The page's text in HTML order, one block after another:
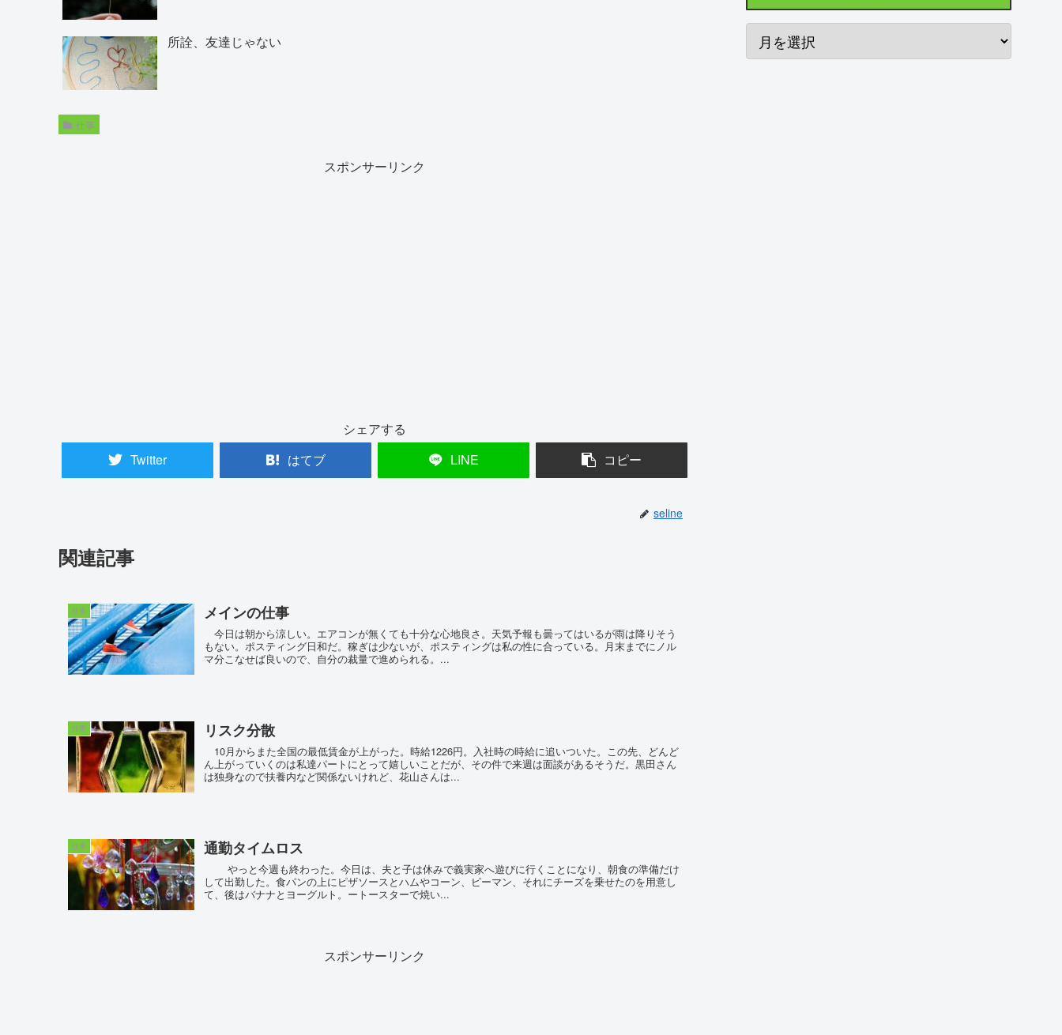
所詮、友達じゃない
仕事
スポンサーリンク
シェアする
Twitter
はてブ LINE コピー
seline
関連記事
仕事 メインの仕事
今日は朝から涼しい。エアコンが無くても十分な心地良さ。天気予報も曇ってはいるが雨は降りそう
もない。ポスティング日和だ。稼ぎは少ないが、ポスティングは私の性に合っている。月末までにノル
マ分こなせば良いので、自分の裁量で進められる。...
仕事 リスク分散
10月からまた全国の最低賃金が上がった。時給1226円。入社時の時給に追いついた。この先、どんど
ん上がっていくのは私達パートにとって嬉しいことだが、その件で来週は面談があるそうだ。黒田さん
は独身なので扶養内など関係ないけれど、花山さんは...
仕事 通勤タイムロス
して出勤した。食パンの上にピザソースとハムやコーン、ピーマン、それにチーズを乗せたのを用意し
て、後はバナナとヨーグルト。ートースターで焼い...
スポンサーリンク